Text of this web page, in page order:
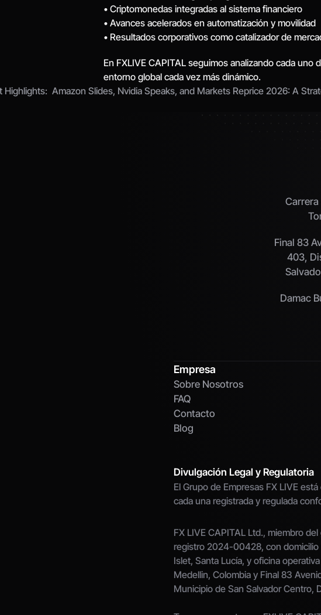
• Criptomonedas integradas al sistema financiero
• Avances acelerados en automatización y movilidad
• Resultados corporativos como catalizador de
En FXLIVE CAPITAL seguimos analizando cada
entorno global cada vez más dinámico.
Highlights:  Amazon Slides, Nvidia Speaks, and Markets Reprice 2026: A
Carrera
Final 83
403,
Damac
Empresa
Sobre Nosotros
FAQ
Contacto
Blog
Divulgación Legal y Regulatoria
El Grupo de Empresas FX LIVE
cada una registrada y regulada
FX LIVE CAPITAL Ltd., miembro
registro 2024-00428, con domicilio
Islet, Santa Lucía, y oficina
Medellin, Colombia y Final 83
Municipio de San Salvador Centro,